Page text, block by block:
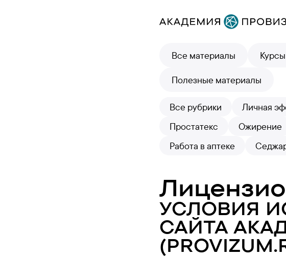
Все материалы Курсы
Полезные материалы
Все рубрики Личная
Простатекс
Ожирение
Работа в аптеке
УСЛОВИЯ
САЙТА